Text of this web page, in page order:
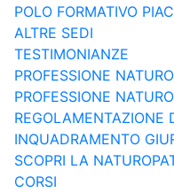
POLO FORMATIVO
ALTRE SEDI
TESTIMONIANZE
PROFESSIONE
PROFESSIONE
REGOLAMENTAZIONE
INQUADRAMENTO
SCOPRI LA
CORSI